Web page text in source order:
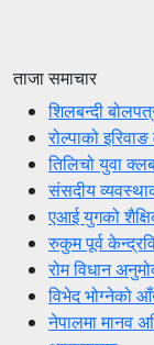
ताजा समाचार
शिलबन्दी
रोल्पाको
तिलिचो युवा
संसदीय
एआई युगको
रुकुम पूर्व
रोम विधान
विभेद भोग्नेको
नेपालमा मानव